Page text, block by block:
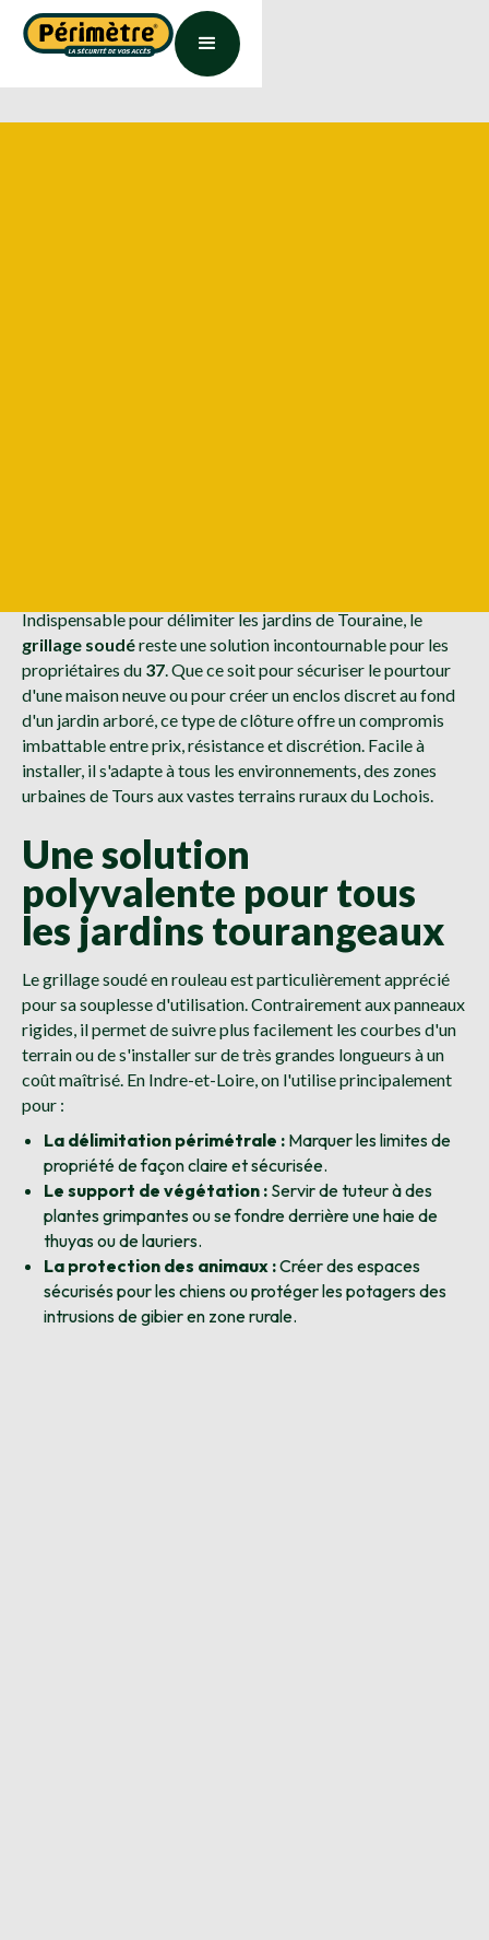
Indispensable pour délimiter les jardins de Touraine, le
grillage soudéreste une solution incontournable pour les
propriétaires du 37. Que ce soit pour sécuriser le pourtour
d'une maison neuve ou pour créer un enclos discret au fond
d'un jardin arboré, ce type de clôture offre un compromis
imbattable entre prix, résistance et discrétion. Facile à
installer, il s'adapte à tous les environnements, des zones
urbaines de Tours aux vastes terrains ruraux du Lochois.
Une solution
polyvalente pour tous
les jardins tourangeaux
Le grillage soudé en rouleau est particulièrement apprécié
pour sa souplesse d'utilisation. Contrairement aux panneaux
rigides, il permet de suivre plus facilement les courbes d'un
terrain ou de s'installer sur de très grandes longueurs à un
coût maîtrisé. En Indre-et-Loire, on l'utilise principalement
pour :
La délimitation périmétrale : Marquer les limites de
propriété de façon claire et sécurisée.
Le support de végétation : Servir de tuteur à des
plantes grimpantes ou se fondre derrière une haie de
thuyas ou de lauriers.
La protection des animaux :Créer des espaces
sécurisés pour les chiens ou protéger les potagers des
intrusions de gibier en zone rurale.